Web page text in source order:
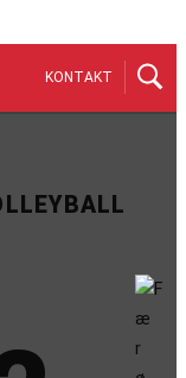
KONTAKT